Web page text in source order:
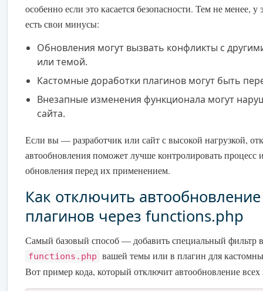
особенно если это касается безопасности. Тем не менее, у
есть свои минусы:
Обновления могут вызвать конфликты с
или темой.
Кастомные доработки плагинов могут быть
Внезапные изменения функционала могут
сайта.
Если вы — разработчик или сайт с высокой нагрузкой,
автообновления поможет лучше контролировать процесс
обновления перед их применением.
Как отключить автообновление
плагинов через functions.php
Самый базовый способ — добавить специальный фильтр
functions.php вашей темы или в плагин для
Вот пример кода, который отключит автообновление